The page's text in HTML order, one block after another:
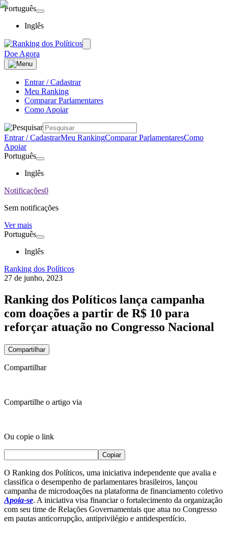
Português
Inglês
Doe Agora
Entrar / Cadastrar
Meu Ranking
Comparar Parlamentares
Como Apoiar
Entrar / CadastrarMeu RankingComparar ParlamentaresComo
Apoiar
Português
Inglês
Notificações0
Sem notificações
Ver mais
Português
Inglês
Ranking dos Políticos
27 de junho, 2023
Ranking dos Políticos lança campanha
com doações a partir de R$ 10 para
reforçar atuação no Congresso Nacional
Compartilhar
Compartilhar
Compartilhe o artigo via
Ou copie o link
Copiar
O Ranking dos Políticos, uma iniciativa independente que avalia e
classifica o desempenho de parlamentares brasileiros, lançou
campanha de microdoações na plataforma de financiamento coletivo
Apoia-se. A iniciativa visa financiar o fortalecimento da organização
com seu time de Relações Governamentais que atua no Congresso
em pautas anticorrupção, antiprivilégio e antidesperdício.